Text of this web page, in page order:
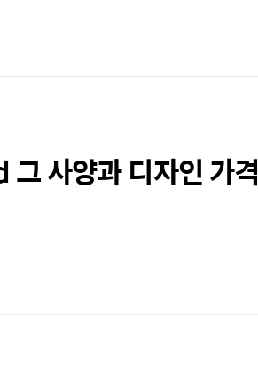
사양과 디자인 가격